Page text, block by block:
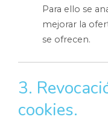
Para ello se
mejorar la
se ofrecen.
3.
cookies.